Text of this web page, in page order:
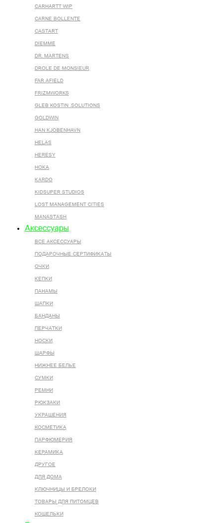
CARHARTT WIP
CARNE BOLLENTE
CASTART
DIEMME
DR. MARTENS
DROLE DE MONSIEUR
FAR AFIELD
FRIZMWORKS
GLEB KOSTIN .SOLUTIONS
GOLDWIN
HAN KJOBENHAVN
HELAS
HERESY
HOKA
KARDO
KIDSUPER STUDIOS
LOST MANAGEMENT CITIES
MANASTASH
Аксессуары
ВСЕ AКСЕССУАРЫ
ПОДАРОЧНЫЕ СЕРТИФИКАТЫ
ОЧКИ
КЕПКИ
ПАНАМЫ
ШАПКИ
БАНДАНЫ
ПЕРЧАТКИ
НОСКИ
ШАРФЫ
НИЖНЕЕ БЕЛЬЕ
СУМКИ
РЕМНИ
РЮКЗАКИ
УКРАШЕНИЯ
КОСМЕТИКА
ПАРФЮМЕРИЯ
КЕРАМИКА
ДРУГОЕ
ДЛЯ ДОМА
КЛЮЧНИЦЫ И БРЕЛОКИ
ТОВАРЫ ДЛЯ ПИТОМЦЕВ
КОШЕЛЬКИ